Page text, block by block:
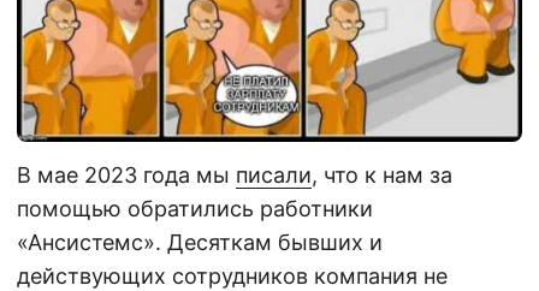
В мае 2023 года мы писали, что к нам за
помощью обратились работники
«Ансистемс». Десяткам бывших и
действующих сотрудников компания не